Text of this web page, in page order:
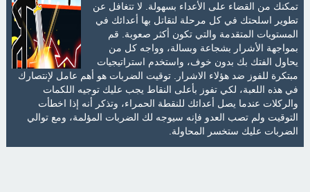
تمكنك من القضاء على الأعداء بسهولة. لا تتغافل عن
تطوير اسلحتك في كل مرحلة لتقاتل بها أعدائك في
المستويات المتقدمة والتي تكون أكثر صعوبة. قم
بمواجهة الأشرار بشجاعة وبسالة، وواجه كل من
يحاول الفتك بك بدون خوف، واستخدم استراتيجيات
مبتكرة للفوز ضد هؤلاء الاشرار. توقيت الضربات هو أهم عامل لإنتصارك
في هذه اللعبة، لكي تفوز بأعلى النقاط يجب عليك توجيه اللكمات
والركلات عندما يصل أعدائك للنقطة الحمراء، وتذكر أنه إذا اخطأت
التوقيت ولم تصب العدو فإنه سيوجه لك الضربات المؤلمة، ومع توالي
الضربات عليك ستخسر المحاولة.